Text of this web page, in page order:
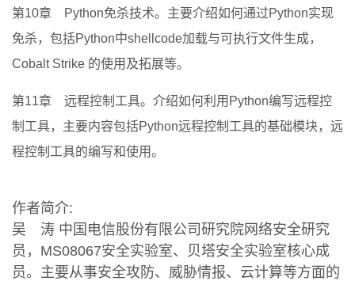
第10章 Python免杀技术。主要介绍如何通过Python实现
免杀，包括Python中shellcode加载与可执行文件生成，
Cobalt Strike 的使用及拓展等。
第11章 远程控制工具。介绍如何利用Python编写远程控
制工具，主要内容包括Python远程控制工具的基础模块，远
程控制工具的编写和使用。
作者简介:
吴 涛 中国电信股份有限公司研究院网络安全研究
员，MS08067安全实验室、贝塔安全实验室核心成
员。主要从事安全攻防、威胁情报、云计算等方面的